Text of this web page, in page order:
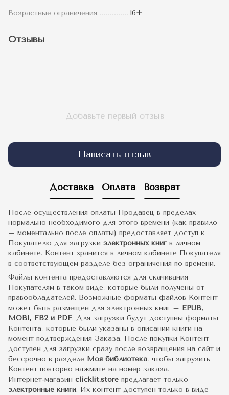
Возрастные ограничения: 16+
Отзывы
Добавьте первый отзыв
Написать отзыв
Доставка Оплата Возврат
После осуществления оплаты Продавец в пределах
нормально необходимого для этого времени (как правило
– моментально после оплаты) предоставляет доступ к
Покупателю для загрузки электронных книг в личном
кабинете. Контент хранится в личном кабинете Покупателя
в соответствующем разделе без ограничения по времени.
Файлы контента предоставляются для скачивания
Покупателям в таком виде, которые были получены от
правообладателей. Возможные форматы файлов Контент
может быть размещен для электронных книг – EPUB,
MOBI, FB2 и PDF. Для загрузки будут доступны форматы
Контента, которые были указаны в описании книги на
момент подтверждения Заказа. После покупки Контент
доступен для загрузки сразу после возвращения на сайт и
бессрочно в разделе Моя библиотека, чтобы загрузить
Контент повторно нажмите на номер заказа.
Интернет-магазин clicklit.store предлагает только
электронные книги. Их контент доступен только в виде